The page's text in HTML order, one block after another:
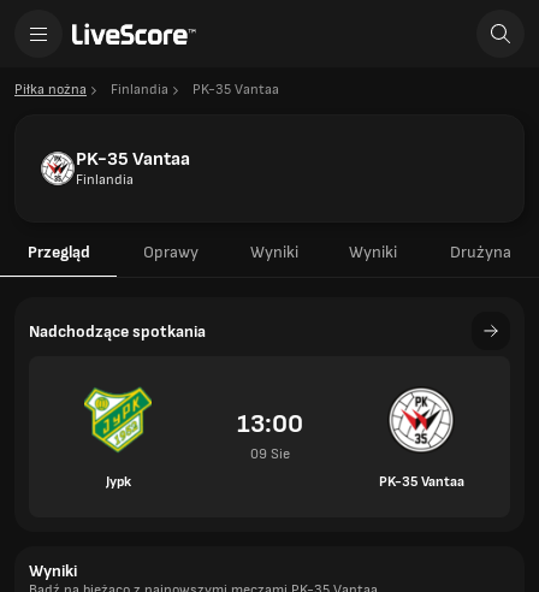
Piłka nożna Finlandia PK-35 Vantaa
PK-35 Vantaa
Finlandia
Przegląd Oprawy Wyniki Wyniki Drużyna
Nadchodzące spotkania
Jypk
13:00
09 Sie
PK-35 Vantaa
Wyniki